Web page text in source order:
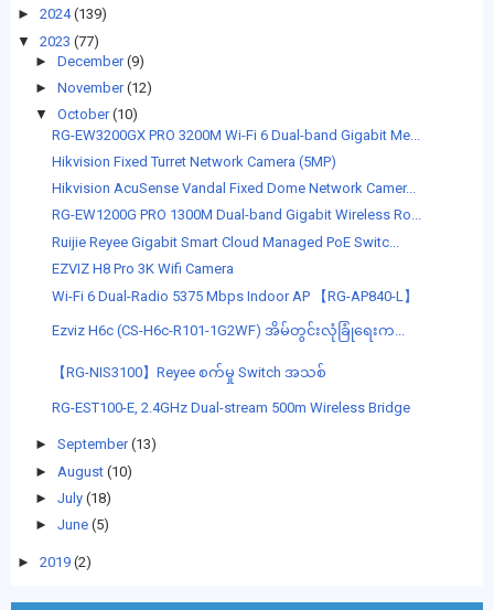
► 2024 (139)
▼
2023 (77)
► December (9)
► November (12)
▼
October (10)
RG-EW3200GX PRO 3200M Wi-Fi 6 Dual-band Gigabit Me...
Hikvision Fixed Turret Network Camera (5MP)
Hikvision AcuSense Vandal Fixed Dome Network Camer...
RG-EW1200G PRO 1300M Dual-band Gigabit Wireless Ro...
Ruijie Reyee Gigabit Smart Cloud Managed PoE Switc...
EZVIZ H8 Pro 3K Wifi Camera
Wi-Fi 6 Dual-Radio 5375 Mbps Indoor AP 【RG-AP840-L】
Ezviz H6c (CS-H6c-R101-1G2WF) အိမ်တွင်းလုံခြုံရေးက...
【RG-NIS3100】Reyee စက်မှု Switch အသစ်
RG-EST100-E, 2.4GHz Dual-stream 500m Wireless Bridge
► September (13)
► August (10)
► July (18)
► June (5)
► 2019 (2)